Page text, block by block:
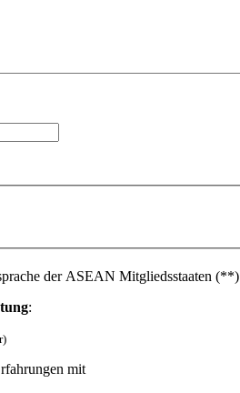
der ASEAN Mitgliedsstaaten (**)
:
mit